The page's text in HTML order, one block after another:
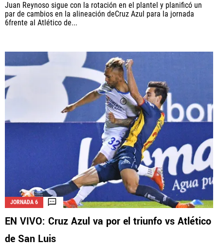
Juan Reynoso sigue con la rotación en el plantel y planificó un
par de cambios en la alineación deCruz Azul para la jornada
6frente al Atlético de...
JORNADA 6
EN VIVO: Cruz Azul va por el triunfo vs Atlético
de San Luis